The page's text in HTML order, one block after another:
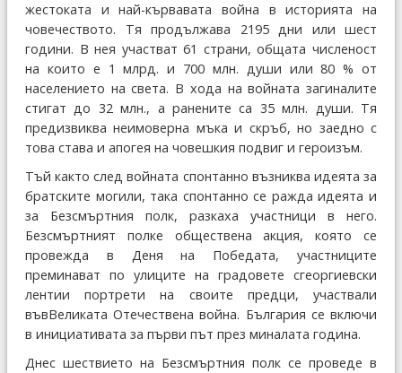
жестоката и най-кървавата война в историята на
човечеството. Тя продължава 2195 дни или шест
години. В нея участват 61 страни, общата численост
на които е 1 млрд. и 700 млн. души или 80 % от
населението на света. В хода на войната загиналите
стигат до 32 млн., а ранените са 35 млн. души. Тя
предизвиква неимоверна мъка и скръб, но заедно с
това става и апогея на човешкия подвиг и героизъм.
Тъй както след войната спонтанно възниква идеята за
братските могили, така спонтанно се ражда идеята и
за Безсмъртния полк, разкаха участници в него.
Безсмъртният полке обществена акция, която се
провежда в Деня на Победата, участниците
преминават по улиците на градовете сгеоргиевски
лентии портрети на своите предци, участвали
въвВеликата Отечествена война. България се включи
в инициативата за първи път през миналата година.
Днес шествието на Безсмъртния полк се проведе в